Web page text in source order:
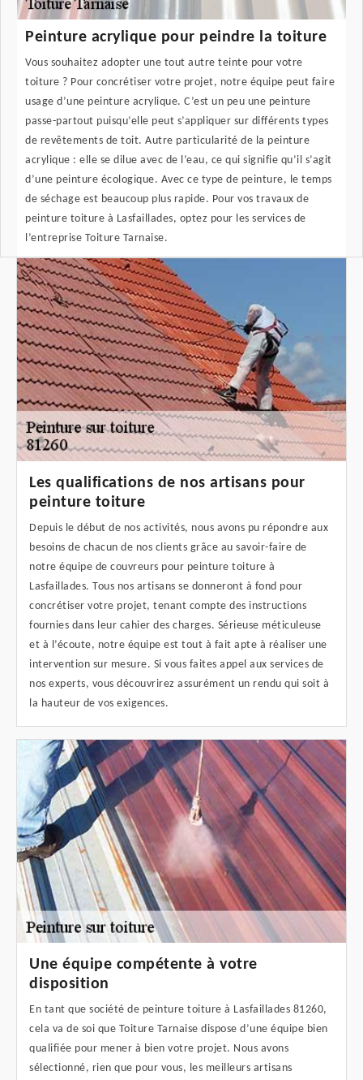
Peinture acrylique pour peindre la toiture
Vous souhaitez adopter une tout autre teinte pour votre
toiture ? Pour concrétiser votre projet, notre équipe peut faire
usage d’une peinture acrylique. C’est un peu une peinture
passe-partout puisqu’elle peut s’appliquer sur différents types
de revêtements de toit. Autre particularité de la peinture
acrylique : elle se dilue avec de l’eau, ce qui signifie qu’il s’agit
d’une peinture écologique. Avec ce type de peinture, le temps
de séchage est beaucoup plus rapide. Pour vos travaux de
peinture toiture à Lasfaillades, optez pour les services de
l’entreprise Toiture Tarnaise.
Les qualifications de nos artisans pour
peinture toiture
Depuis le début de nos activités, nous avons pu répondre aux
besoins de chacun de nos clients grâce au savoir-faire de
notre équipe de couvreurs pour peinture toiture à
Lasfaillades. Tous nos artisans se donneront à fond pour
concrétiser votre projet, tenant compte des instructions
fournies dans leur cahier des charges. Sérieuse méticuleuse
et à l’écoute, notre équipe est tout à fait apte à réaliser une
intervention sur mesure. Si vous faites appel aux services de
nos experts, vous découvrirez assurément un rendu qui soit à
la hauteur de vos exigences.
Une équipe compétente à votre
disposition
En tant que société de peinture toiture à Lasfaillades 81260,
cela va de soi que Toiture Tarnaise dispose d’une équipe bien
qualifiée pour mener à bien votre projet. Nous avons
sélectionné, rien que pour vous, les meilleurs artisans